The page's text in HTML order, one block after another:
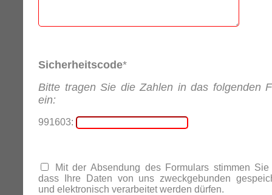
Sicherheitscode*
Bitte tragen Sie die Zahlen in das folgenden
ein:
991603:
Mit der Absendung des Formulars stimmen Sie
dass Ihre Daten von uns zweckgebunden
und elektronisch verarbeitet werden dürfen.